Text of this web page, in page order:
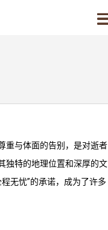
重与体面的告别，是对逝者
独特的地理位置和深厚的文
无忧”的承诺，成为了许多